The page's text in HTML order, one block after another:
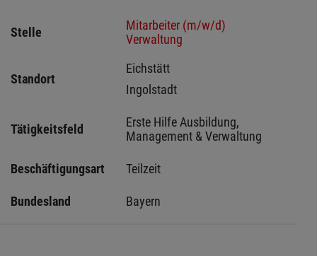
Stelle
Mitarbeiter (m/w/d)
Verwaltung
Standort
Eichstätt
Ingolstadt
Tätigkeitsfeld
Erste Hilfe Ausbildung,
Management & Verwaltung
Beschäftigungsart Teilzeit
Bundesland Bayern